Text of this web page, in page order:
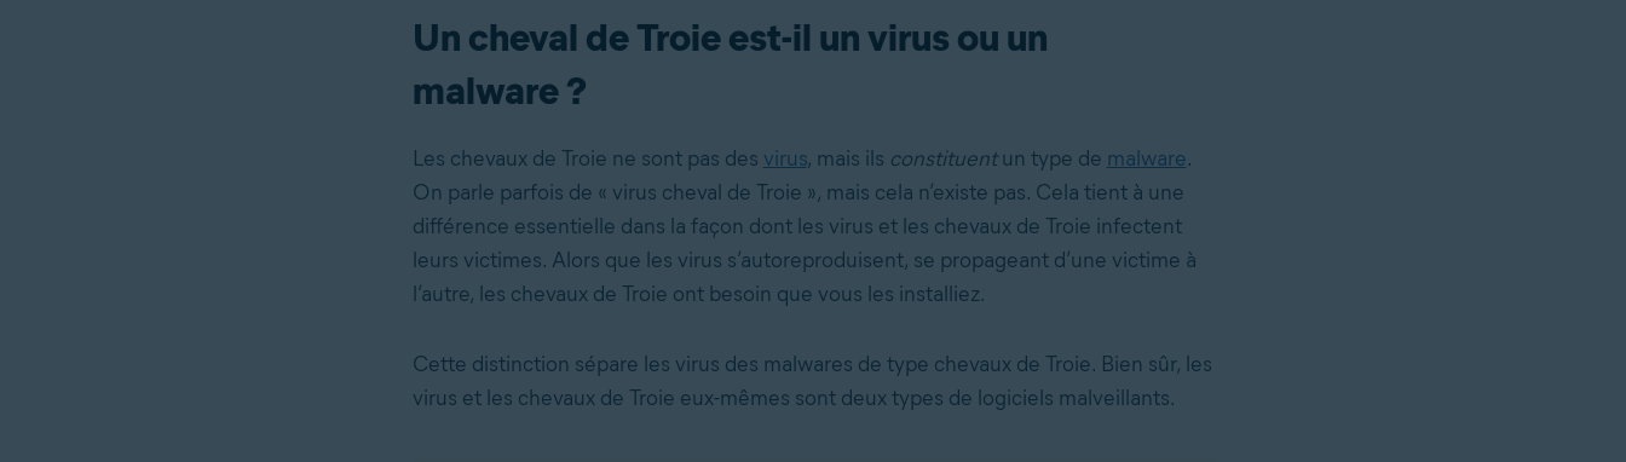
Un cheval de Troie est-il un virus ou un
malware ?
Les chevaux de Troie ne sont pas des virus, mais ils constituentun type de malware.
On parle parfois de « virus cheval de Troie », mais cela n’existe pas. Cela tient à une
différence essentielle dans la façon dont les virus et les chevaux de Troie infectent
leurs victimes. Alors que les virus s’autoreproduisent, se propageant d’une victime à
l’autre, les chevaux de Troie ont besoin que vous les installiez.
Cette distinction sépare les virus des malwares de type chevaux de Troie. Bien sûr, les
virus et les chevaux de Troie eux-mêmes sont deux types de logiciels malveillants.